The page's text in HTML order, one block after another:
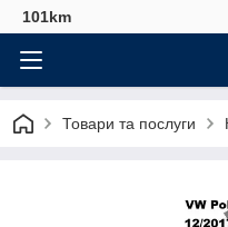
101km
Товари та послуги